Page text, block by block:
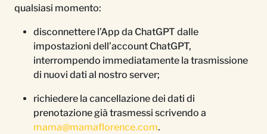
qualsiasi momento:
disconnettere l’App da ChatGPT dalle
impostazioni dell’account ChatGPT,
interrompendo immediatamente la trasmissione
di nuovi dati al nostro server;
richiedere la cancellazione dei dati di
prenotazione già trasmessi scrivendo a
mama@mamaflorence.com.